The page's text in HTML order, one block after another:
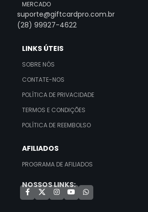
MERCADO
suporte@giftcardpro.com.br
(28) 99927-4622
LINKS ÚTEIS
SOBRE NÓS
CONTATE-NOS
POLÍTICA DE PRIVACIDADE
TERMOS E CONDIÇÕES
POLÍTICA DE REEMBOLSO
AFILIADOS
PROGRAMA DE AFILIADOS
NOSSOS LINKS: